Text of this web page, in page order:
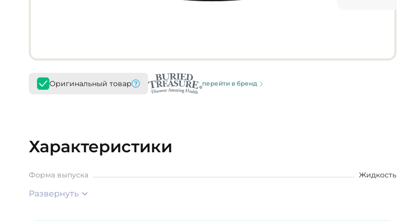
Оригинальный товар перейти в бренд
Характеристики
Форма выпуска Жидкость
Развернуть